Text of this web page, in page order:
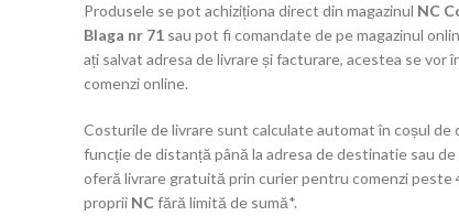
Produsele se pot achiziționa direct din magazinul NC
Blaga nr 71 sau pot fi comandate de pe magazinul
ați salvat adresa de livrare și facturare, acestea se vor
comenzi online.
Costurile de livrare sunt calculate automat în coșul
funcție de distanță până la adresa de destinatie sau
oferă livrare gratuită prin curier pentru comenzi peste
proprii NC fără limită de sumă*.